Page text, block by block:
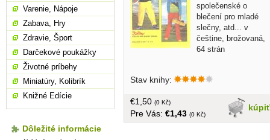
společenské o
blečení pro mladé
slečny, atd... v
češtine, brožovaná,
64 strán
Stav knihy:
kúpiť
€1,50 (0 Kč)
Pre Vás: €1,43 (0 Kč)
Varenie, Nápoje
Zabava, Hry
Zdravie, Šport
Darčekové poukážky
Životné príbehy
Miniatúry, Kolibrík
Knižné Edície
Dôležité informácie